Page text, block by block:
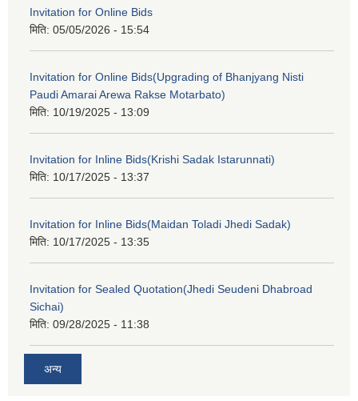
Invitation for Online Bids
मिति: 05/05/2026 - 15:54
Invitation for Online Bids(Upgrading of Bhanjyang Nisti
Paudi Amarai Arewa Rakse Motarbato)
मिति: 10/19/2025 - 13:09
Invitation for Inline Bids(Krishi Sadak Istarunnati)
मिति: 10/17/2025 - 13:37
Invitation for Inline Bids(Maidan Toladi Jhedi Sadak)
मिति: 10/17/2025 - 13:35
Invitation for Sealed Quotation(Jhedi Seudeni Dhabroad
Sichai)
मिति: 09/28/2025 - 11:38
अन्य